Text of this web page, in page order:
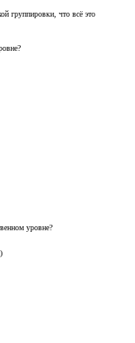
группировки, что всё это
уровне?